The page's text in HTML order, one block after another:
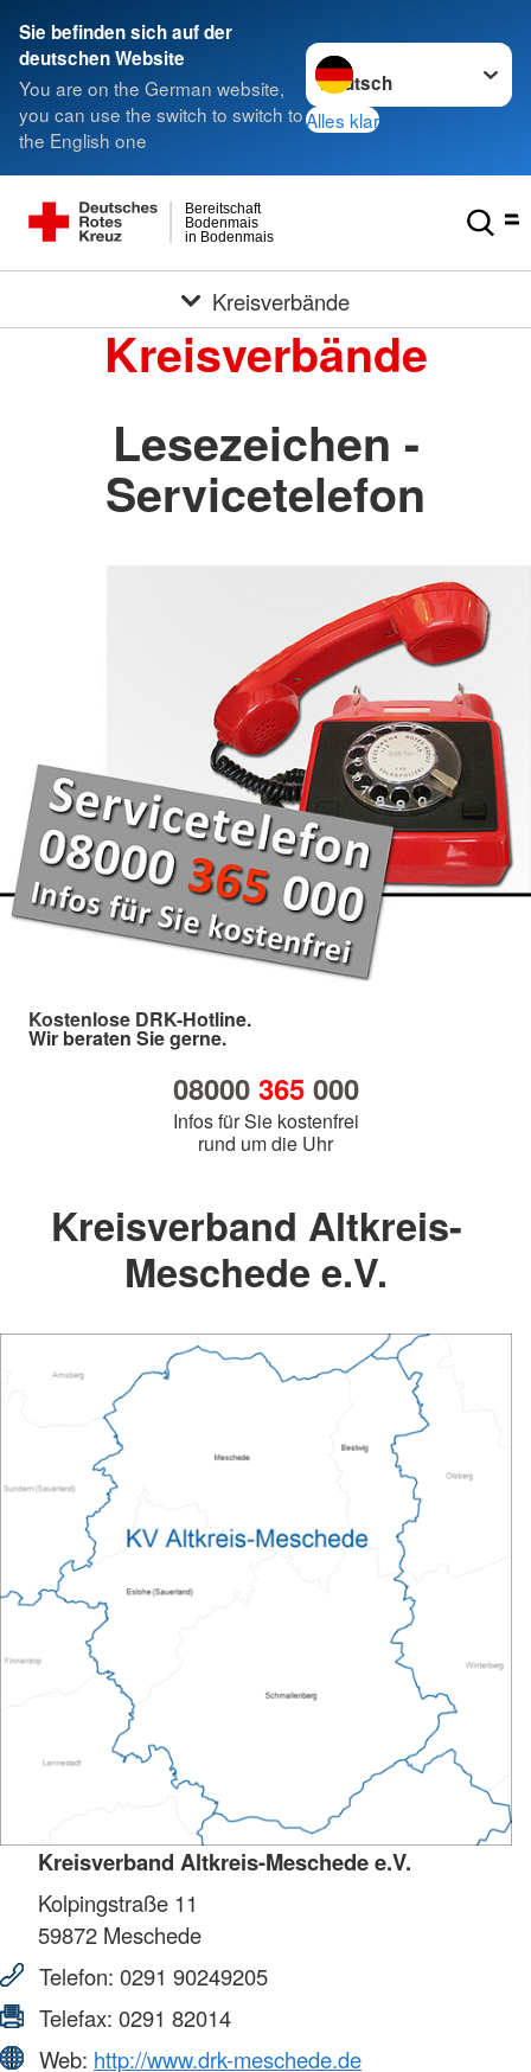
Sie befinden sich auf der
deutschen Website
You are on the German website,
you can use the switch to switch to
the English one
Sprache wechseln zu
Alles klar
in Bodenmais
Bodenmais
Bereitschaft
Kreisverbände
Kreisverbände
Lesezeichen -
Servicetelefon
Kostenlose DRK-Hotline.
Wir beraten Sie gerne.
08000 365000
Infos für Sie kostenfrei
rund um die Uhr
Kreisverband Altkreis-
Meschede e.V.
Kreisverband Altkreis-Meschede e.V.
Kolpingstraße 11
59872 Meschede
Telefon: 0291 90249205
Telefax: 0291 82014
Web: http://www.drk-meschede.de